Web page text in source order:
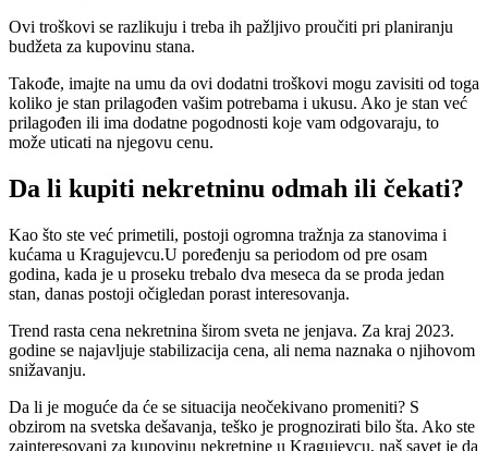
Ovi troškovi se razlikuju i treba ih pažljivo proučiti pri planiranju
budžeta za kupovinu stana.
Takođe, imajte na umu da ovi dodatni troškovi mogu zavisiti od toga
koliko je stan prilagođen vašim potrebama i ukusu. Ako je stan već
prilagođen ili ima dodatne pogodnosti koje vam odgovaraju, to
može uticati na njegovu cenu.
Da li kupiti nekretninu odmah ili čekati?
Kao što ste već primetili, postoji ogromna tražnja za stanovima i
kućama u Kragujevcu.U poređenju sa periodom od pre osam
godina, kada je u proseku trebalo dva meseca da se proda jedan
stan, danas postoji očigledan porast interesovanja.
Trend rasta cena nekretnina širom sveta ne jenjava. Za kraj 2023.
godine se najavljuje stabilizacija cena, ali nema naznaka o njihovom
snižavanju.
Da li je moguće da će se situacija neočekivano promeniti? S
obzirom na svetska dešavanja, teško je prognozirati bilo šta. Ako ste
zainteresovani za kupovinu nekretnine u Kragujevcu, naš savet je da